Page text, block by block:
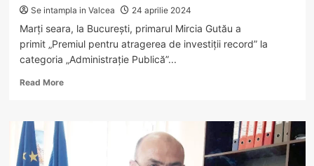
Se intampla in Valcea 24 aprilie 2024
Marți seara, la București, primarul Mircia Gutău a
primit „Premiul pentru atragerea de investiții record” la
categoria „Administrație Publică”...
Read MoreRead
Primarul
Gutău
a
fost